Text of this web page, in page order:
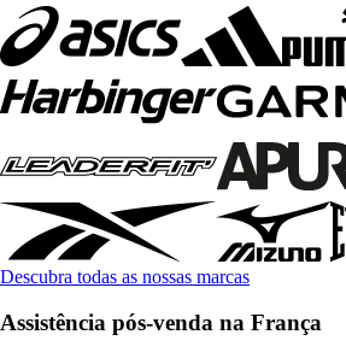
Descubra todas as nossas marcas
Assistência pós-venda na França